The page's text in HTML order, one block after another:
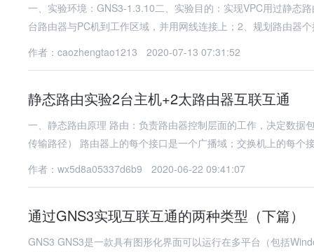
一、实验环境：GNS3-1.3.10二、实验目的：实现VPC用过静态
台路由器与PC机到工作区域，并用网线连接上；2、规划路由器
作者：caozhengtao1213
2020-07-13 07:31:52
静态路由实验2台主机+2太路由器互联互通
一、静态路由原理 路由：负责路由器控制层面的工作，决定数
传输路径） 路由器上的每个接口是一个广播域；交换机上的每个
作者：wx5d8a05337d6b9
2020-06-22 09:41:07
通过GNS3实现互联互通的两种类型（下篇）
GNS3 GNS3是一款具有图形化界面可以运行在多平台（包括